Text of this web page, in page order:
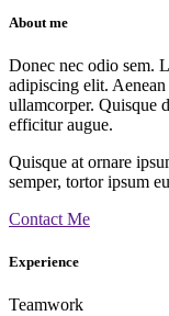
About me
Donec nec odio sem.
adipiscing elit.
ullamcorper. Quisque
efficitur augue.
Quisque at ornare
semper, tortor ipsum
Contact Me
Experience
Teamwork